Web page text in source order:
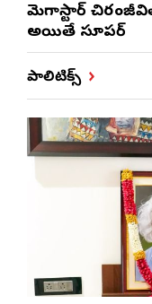
మెగాస్టార్
అయితే సూపర్
పాలిటిక్స్